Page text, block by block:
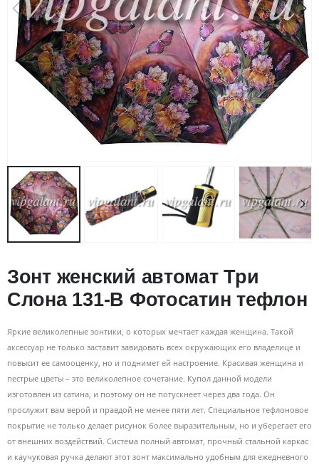
Зонт женский автомат Три
Слона 131-B Фотосатин тефлон
Яркие великолепные зонтики, о которых мечтает каждая женщина. Такой
аксессуар не только заставит завидовать всех окружающих его владелице и
повысит ее самооценку, но и поднимет ей настроение. Красивая женщина и
пестрые цветы – это великолепное сочетание. Купол данной модели
изготовлен из сатина, и поэтому он не потускнеет через два года. Он
прослужит вам верой и правдой не менее пяти лет. Специальное тефлоновое
покрытие не только делает рисунок более выразительным, но и уберегает его
от внешних воздействий. Система полный автомат, прочный стальной каркас
и каучуковая ручка делают этот зонт максимально удобным для ежедневного